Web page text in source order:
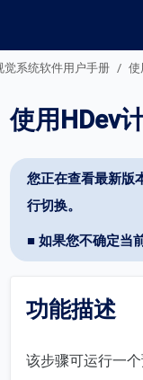
觉系统软件用户手册 使
使用HDev
您正在查看最新版
行切换。
■ 如果您不确定当
功能描述
该步骤可运行一